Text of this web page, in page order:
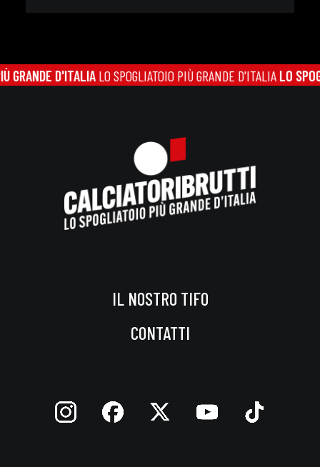
D'ITALIALO SPOGLIATOIO PIÙ GRANDE D'ITALIALO
IL NOSTRO TIFO
CONTATTI